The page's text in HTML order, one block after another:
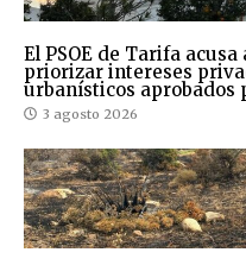
El PSOE de Tarifa
priorizar intereses
urbanísticos aprobados
3 agosto 2026